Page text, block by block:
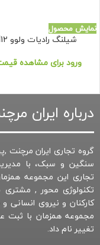
نمایش محصول
شیلنگ رادیات ولوو FH12
ورود برای مشاهده
درباره ایران
گروه تجاری ایران مرچنت
سنگین و سبک، با
تجاری این مجموعه
تکنولوژی محور ,
تغییر نام داد.